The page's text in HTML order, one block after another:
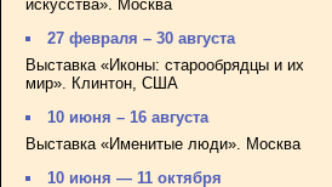
искусства». Москва
27 февраля – 30 августа
Выставка «Иконы: старообрядцы и их
мир». Клинтон, США
10 июня – 16 августа
Выставка «Именитые люди». Москва
10 июня — 11 октября